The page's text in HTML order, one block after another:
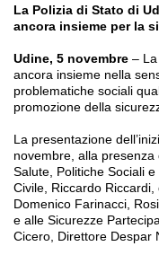
La Polizia di Stato di
ancora insieme per la
Udine, 5 novembre –
ancora insieme nella
problematiche sociali
promozione della
La presentazione
novembre, alla
Salute, Politiche Sociali
Civile, Riccardo
Domenico Farinacci,
e alle Sicurezze
Cicero, Direttore Despar